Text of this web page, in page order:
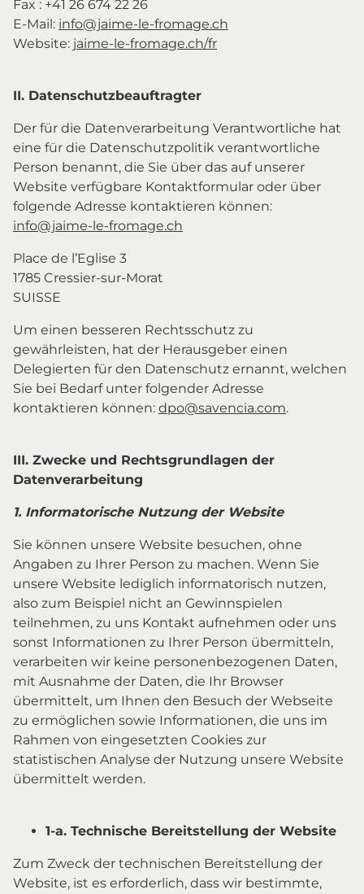
Fax : +41 26 674 22 26
E-Mail: info@jaime-le-fromage.ch
Website: jaime-le-fromage.ch/fr
II. Datenschutzbeauftragter
Der für die Datenverarbeitung Verantwortliche hat
eine für die Datenschutzpolitik verantwortliche
Person benannt, die Sie über das auf unserer
Website verfügbare Kontaktformular oder über
folgende Adresse kontaktieren können:
info@jaime-le-fromage.ch
Place de l’Eglise 3
1785 Cressier-sur-Morat
SUISSE
Um einen besseren Rechtsschutz zu
gewährleisten, hat der Herausgeber einen
Delegierten für den Datenschutz ernannt, welchen
Sie bei Bedarf unter folgender Adresse
kontaktieren können: dpo@savencia.com.
III. Zwecke und Rechtsgrundlagen der
Datenverarbeitung
1. Informatorische Nutzung der Website
Sie können unsere Website besuchen, ohne
Angaben zu Ihrer Person zu machen. Wenn Sie
unsere Website lediglich informatorisch nutzen,
also zum Beispiel nicht an Gewinnspielen
teilnehmen, zu uns Kontakt aufnehmen oder uns
sonst Informationen zu Ihrer Person übermitteln,
verarbeiten wir keine personenbezogenen Daten,
mit Ausnahme der Daten, die Ihr Browser
übermittelt, um Ihnen den Besuch der Webseite
zu ermöglichen sowie Informationen, die uns im
Rahmen von eingesetzten Cookies zur
statistischen Analyse der Nutzung unsere Website
übermittelt werden.
1-a. Technische Bereitstellung der Website
Zum Zweck der technischen Bereitstellung der
Website, ist es erforderlich, dass wir bestimmte,